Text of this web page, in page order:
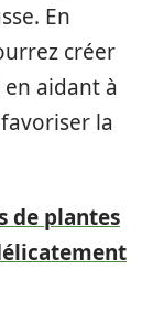
En
créer
aidant à
la
de plantes